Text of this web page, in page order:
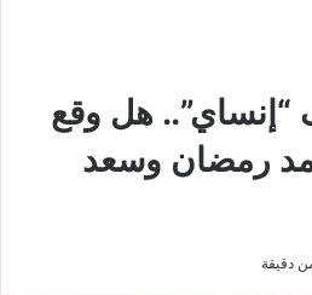
“إنساي”.. هل وقع
رمضان وسعد
دقيقة